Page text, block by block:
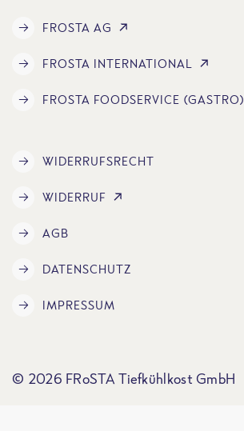
FROSTA AG
FROSTA INTERNATIONAL
FROSTA FOODSERVICE (GASTRO)
WIDERRUFSRECHT
WIDERRUF
AGB
DATENSCHUTZ
IMPRESSUM
© 2026 FRoSTA Tiefkühlkost GmbH